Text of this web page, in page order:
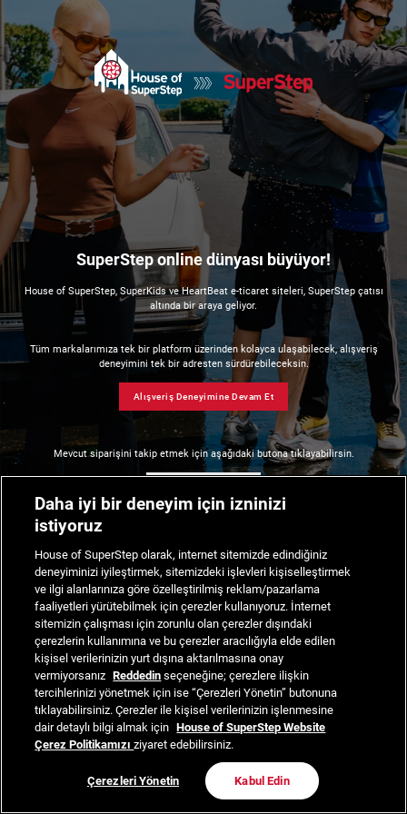
SuperStep online dünyası büyüyor!
House of SuperStep, SuperKids ve HeartBeat e-ticaret siteleri, SuperStep çatısı
altında bir araya geliyor.
Tüm markalarımıza tek bir platform üzerinden kolayca ulaşabilecek, alışveriş
deneyimini tek bir adresten sürdürebileceksin.
Alışveriş Deneyimine Devam Et
Mevcut siparişini takip etmek için aşağıdaki butona tıklayabilirsin.
Daha iyi bir deneyim için izninizi
istiyoruz
House of SuperStep olarak, internet sitemizde edindiğiniz
deneyiminizi iyileştirmek, sitemizdeki işlevleri kişiselleştirmek
ve ilgi alanlarınıza göre özelleştirilmiş reklam/pazarlama
faaliyetleri yürütebilmek için çerezler kullanıyoruz. İnternet
sitemizin çalışması için zorunlu olan çerezler dışındaki
çerezlerin kullanımına ve bu çerezler aracılığıyla elde edilen
kişisel verilerinizin yurt dışına aktarılmasına onay
vermiyorsanız Reddedin seçeneğine; çerezlere ilişkin
tercihlerinizi yönetmek için ise “Çerezleri Yönetin” butonuna
tıklayabilirsiniz. Çerezler ile kişisel verilerinizin işlenmesine
dair detaylı bilgi almak için House of SuperStep Website
Çerez Politikamızıziyaret edebilirsiniz.
Çerezleri Yönetin Kabul Edin